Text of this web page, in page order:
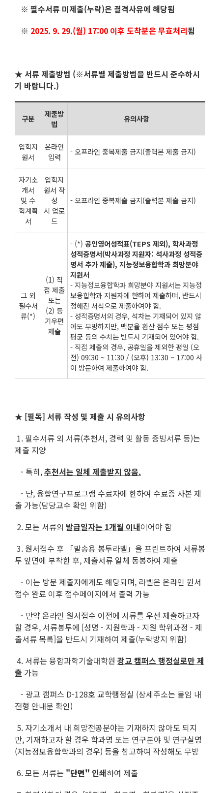
※ 필수서류 미제출(누락)은 결격사유에 해당됨
※ 2025. 9. 29.(월) 17:00 이후 도착분은 무효처리됨
★ 서류 제출방법 (※서류별 제출방법을 반드시 준수하시
기 바랍니다.)
구분
제출방
법
유의사항
입학지
원서
온라인
입력
- 오프라인 중복제출 금지(출력본 제출 금지)
자기소
개서
및 수
학계획
서
입학지
원서 작
성
시 업로
드
- 오프라인 중복제출 금지(출력본 제출 금지)
그 외
필수서
류(*)
(1) 직
접 제출
또는
(2) 등
기우편
제출
- (*) 공인영어성적표(TEPS 제외), 학사과정
성적증명서(박사과정 지원자: 석사과정 성적증
명서 추가 제출), 지능정보융합학과 희망분야
지원서
- 지능정보융합학과 희망분야 지원서는 지능정
보융합학과 지원자에 한하여 제출하며, 반드시
정해진 서식으로 제출하여야 함.
- 성적증명서의 경우, 석차는 기재되어 있지 않
아도 무방하지만, 백분율 환산 점수 또는 평점
평균 등의 수치는 반드시 기재되어 있어야 함.
- 직접 제출의 경우, 공휴일을 제외한 평일 (오
전) 09:30 ~ 11:30 / (오후) 13:30 ~ 17:00 사
이 방문하여 제출하여야 함.
★ [필독] 서류 작성 및 제출 시 유의사항
1. 필수서류 외 서류(추천서, 경력 및 활동 증빙서류 등)는
제출 지양
- 특히,추천서는 일체 제출받지 않음.
- 단, 융합연구프로그램 수료자에 한하여 수료증 사본 제
출 가능(담당교수 확인 위함)
2. 모든 서류의 발급일자는 1개월 이내이어야 함
3. 원서접수 후 「발송용 봉투라벨」을 프린트하여 서류봉
투 앞면에 부착한 후, 제출서류 일체 동봉하여 제출
- 이는 방문 제출자에게도 해당되며, 라벨은 온라인 원서
접수 완료 이후 접수페이지에서 출력 가능
- 만약 온라인 원서접수 이전에 서류를 우선 제출하고자
할 경우, 서류봉투에 [성명 - 지원학과 - 지원 학위과정 - 제
출서류 목록]을 반드시 기재하여 제출(누락방지 위함)
4. 서류는 융합과학기술대학원광교 캠퍼스 행정실로만 제
출 가능
- 광교 캠퍼스 D-128호 교학행정실 (상세주소는 붙임 내
전형 안내문 확인)
5. 자기소개서 내 희망전공분야는 기재하지 않아도 되지
만, 기재하고자 할 경우 학과명 또는 연구분야 및 연구실명
(지능정보융합학과의 경우) 등을 참고하여 작성해도 무방
6. 모든 서류는 "단면" 인쇄하여 제출